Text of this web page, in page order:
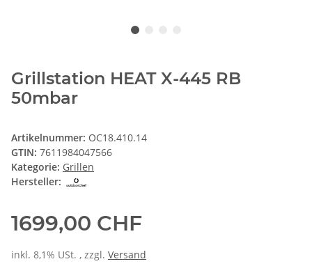
Grillstation HEAT X-445 RB
50mbar
Artikelnummer: OC18.410.14
GTIN: 7611984047566
Kategorie: Grillen
Hersteller:
1699,00 CHF
inkl. 8,1% USt. , zzgl. Versand